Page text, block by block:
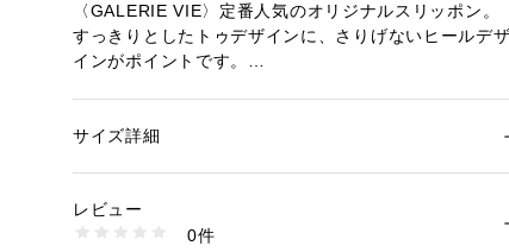
〈GALERIE VIE〉定番人気のオリジナルスリッポン。
すっきりとしたトゥデザインに、さりげないヒールデザ
インがポイントです。
36 　23.0cm～23.5cm
37 　23.5cm～24.0cm
性別：レディース
商品番号：
27015501036 （ショップ）
サイズ詳細
レビュー
0件